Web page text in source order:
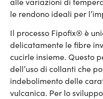
le rendono ideali per
Il processo Fipofix® è
delicatamente le fibre
cucirle insieme. Questo
dell’uso di collanti che
indebolimento delle
vulcanica. Per lo